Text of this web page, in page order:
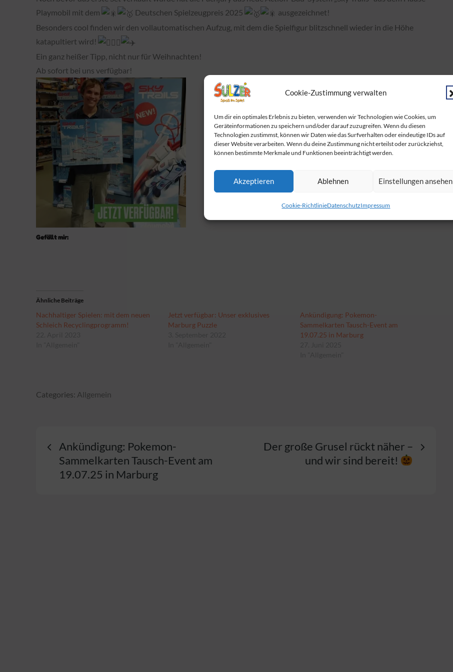
Cookie-Zustimmung verwalten
Um dir ein optimales Erlebnis zu bieten, verwenden wir Technologien wie Cookies, um
Geräteinformationen zu speichern und/oder darauf zuzugreifen. Wenn du diesen
Technologien zustimmst, können wir Daten wie das Surfverhalten oder eindeutige IDs auf
dieser Website verarbeiten. Wenn du deine Zustimmung nicht erteilst oder zurückziehst,
können bestimmte Merkmale und Funktionen beeinträchtigt werden.
Akzeptieren Ablehnen Einstellungen ansehen
Cookie-RichtlinieDatenschutzImpressum
Playmobil mit dem
Deutschen Spielzeugpreis 2025
ausgezeichnet!
Besonders cool finden wir den vollautomatischen Aufzug, mit dem die Spielfigur blitzschnell wieder in die Höhe
katapultiert wird!
Ein ganz heißer Tipp, nicht nur für Weihnachten!
Ab sofort bei uns verfügbar!
Gefällt mir:
Ähnliche Beiträge
Nachhaltiger Spielen: mit dem neuen
Schleich Recyclingprogramm!
Jetzt verfügbar: Unser exklusives
Marburg Puzzle
Ankündigung: Pokemon-
Sammelkarten Tausch-Event am
19.07.25 in Marburg
Categories:
Categories: Allgemein
Beitragsnavigation
Ankündigung: Pokemon-
Sammelkarten Tausch-Event am
19.07.25 in Marburg
Der große Grusel rückt näher –
und wir sind bereit!